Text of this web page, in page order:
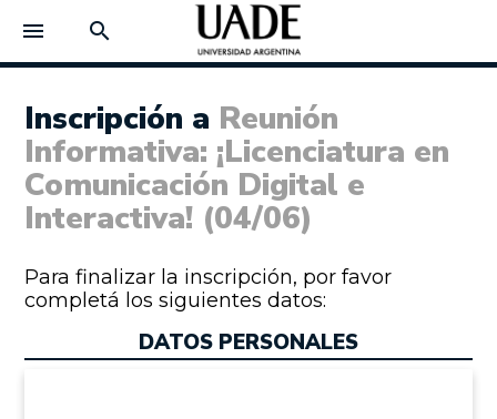
menu search
Inscripción a Reunión
Informativa: ¡Licenciatura en
Comunicación Digital e
Interactiva! (04/06)
Para finalizar la inscripción, por favor
completá los siguientes datos:
DATOS PERSONALES